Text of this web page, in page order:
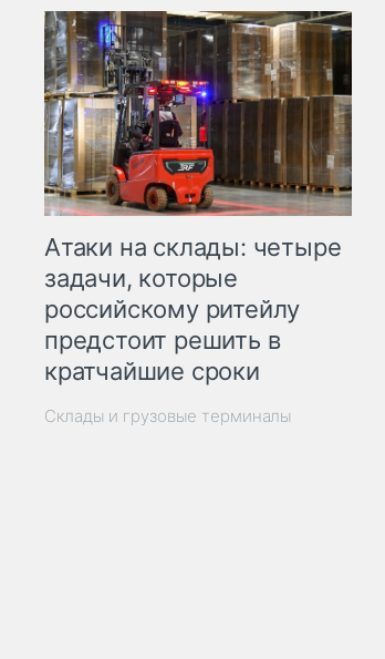
Атаки на склады: четыре
задачи, которые
российскому ритейлу
предстоит решить в
кратчайшие сроки
Склады и грузовые терминалы